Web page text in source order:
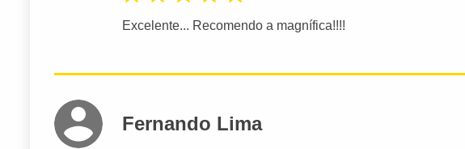
Excelente... Recomendo a magnífica!!!!
Fernando Lima